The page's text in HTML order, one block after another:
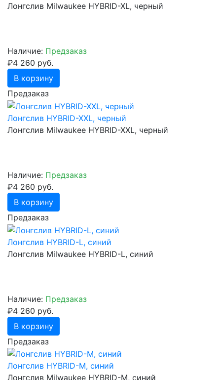
Лонгслив Milwaukee HYBRID-XL, черный
Наличие: Предзаказ
₽4 260 руб.
В корзину
Предзаказ
Лонгслив HYBRID-XXL, черный
Лонгслив Milwaukee HYBRID-XXL, черный
Наличие: Предзаказ
₽4 260 руб.
В корзину
Предзаказ
Лонгслив HYBRID-L, синий
Лонгслив Milwaukee HYBRID-L, синий
Наличие: Предзаказ
₽4 260 руб.
В корзину
Предзаказ
Лонгслив HYBRID-M, синий
Лонгслив Milwaukee HYBRID-M, синий